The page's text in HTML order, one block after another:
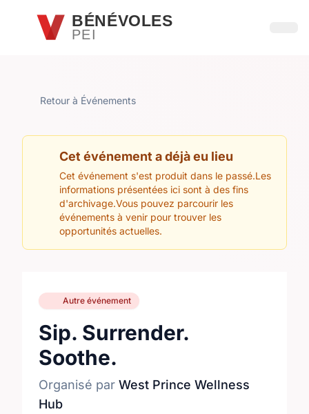
Passer au contenu principal
BÉNÉVOLES
PEI
Retour à Événements
Cet événement a déjà eu lieu
Cet événement s'est produit dans le passé.Les
informations présentées ici sont à des fins
d'archivage.Vous pouvez parcourir les
événements à venir pour trouver les
opportunités actuelles.
Autre événement
Sip. Surrender.
Soothe.
Organisé par West Prince Wellness
Hub